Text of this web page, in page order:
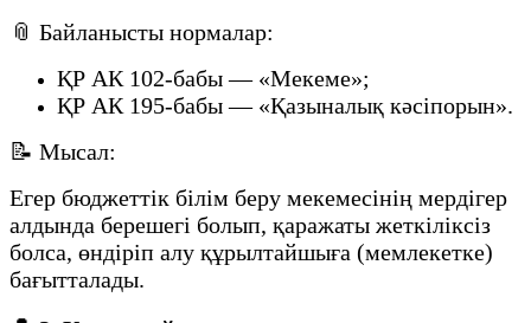
📎 Байланысты нормалар:
ҚР АК 102-бабы — «Мекеме»;
ҚР АК 195-бабы — «Қазыналық кәсіпорын».
📝 Мысал:
Егер бюджеттік білім беру мекемесінің мердігер
алдында берешегі болып, қаражаты жеткіліксіз
болса, өндіріп алу құрылтайшыға (мемлекетке)
бағытталады.